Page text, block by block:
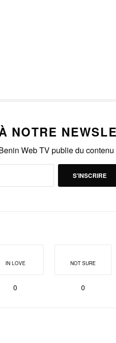
NOTRE
Web TV publie du contenu
S'INSCRIRE
IN LOVE
0
NOT SURE
0